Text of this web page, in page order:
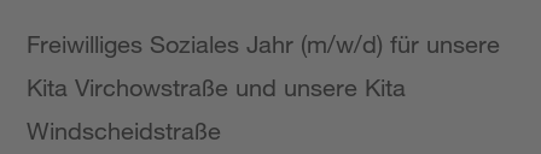
Freiwilliges Soziales Jahr (m/w/d) für unsere
Kita Virchowstraße und unsere Kita
Windscheidstraße